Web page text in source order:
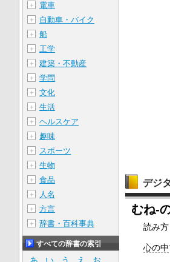
デジ
むね‐
読み
心の中
＋ 電車
＋ 自動車・バイク
＋ 船
＋ 工学
＋ 建築・不動産
＋ 学問
＋ 文化
＋ 生活
＋ ヘルスケア
＋ 趣味
＋ スポーツ
＋ 生物
＋ 食品
＋ 人名
＋ 方言
＋ 辞書・百科事典
すべての辞書の索引